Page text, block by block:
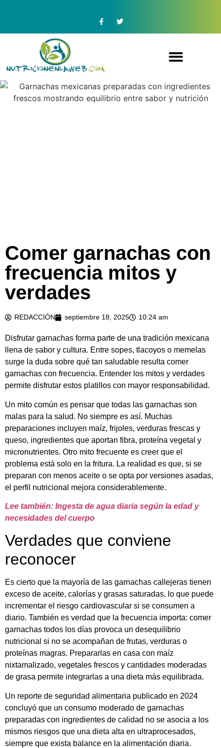
Comer garnachas con
frecuencia mitos y
verdades
REDACCIÓN septiembre 18, 2025 10:24 am
Disfrutar garnachas forma parte de una tradición mexicana
llena de sabor y cultura. Entre sopes, tlacoyos o memelas
surge la duda sobre qué tan saludable resulta comer
garnachas con frecuencia. Entender los mitos y verdades
permite disfrutar estos platillos con mayor responsabilidad.
Un mito común es pensar que todas las garnachas son
malas para la salud. No siempre es así. Muchas
preparaciones incluyen maíz, frijoles, verduras frescas y
queso, ingredientes que aportan fibra, proteína vegetal y
micronutrientes. Otro mito frecuente es creer que el
problema está solo en la fritura. La realidad es que, si se
preparan con menos aceite o se opta por versiones asadas,
el perfil nutricional mejora considerablemente.
Lee también: Ingesta de agua diaria según la edad y
necesidades del cuerpo
Verdades que conviene
reconocer
Es cierto que la mayoría de las garnachas callejeras tienen
exceso de aceite, calorías y grasas saturadas, lo que puede
incrementar el riesgo cardiovascular si se consumen a
diario. También es verdad que la frecuencia importa: comer
garnachas todos los días provoca un desequilibrio
nutricional si no se acompañan de frutas, verduras o
proteínas magras. Prepararlas en casa con maíz
nixtamalizado, vegetales frescos y cantidades moderadas
de grasa permite integrarlas a una dieta más equilibrada.
Un reporte de seguridad alimentaria publicado en 2024
concluyó que un consumo moderado de garnachas
preparadas con ingredientes de calidad no se asocia a los
mismos riesgos que una dieta alta en ultraprocesados,
siempre que exista balance en la alimentación diaria.